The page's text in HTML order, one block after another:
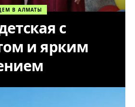
В АЛМАТЫ
с
и ярким